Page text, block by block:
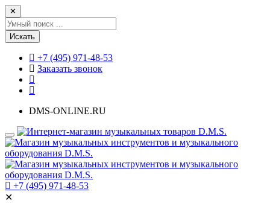
✕
Искать
+7 (495) 971-48-53
Заказать звонок
DMS-ONLINE.RU
+7 (495) 971-48-53
✕